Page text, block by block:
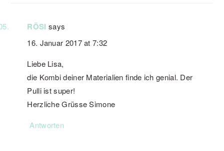
RÖSI says
16. Januar 2017 at 7:32
Liebe Lisa,
die Kombi deiner Materialien finde ich genial. Der
Pulli ist super!
Herzliche Grüsse Simone
Antworten